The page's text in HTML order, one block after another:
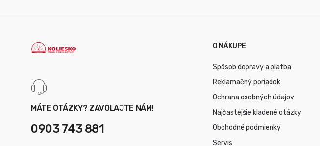
MÁTE OTÁZKY? ZAVOLAJTE NÁM!
0903 743 881
O NÁKUPE
Spôsob dopravy a platba
Reklamačný poriadok
Ochrana osobných údajov
Najčastejšie kladené otázky
Obchodné podmienky
Servis